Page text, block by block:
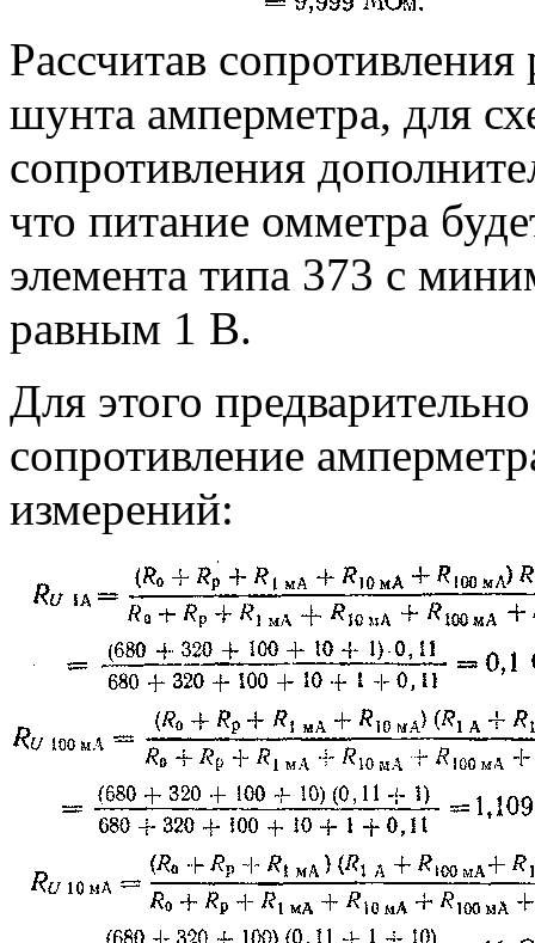
Рассчитав
шунта амперметра, для
сопротивления
что питание омметра
элемента типа 373 с
равным 1 В.
Для этого
сопротивление
измерений: